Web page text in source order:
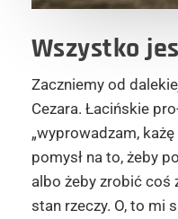
Wszystko
Zaczniemy od
Cezara. Łacińskie
„wyprowadzam,
pomysł na to, żeby
albo żeby zrobić coś
stan rzeczy. O, to mi